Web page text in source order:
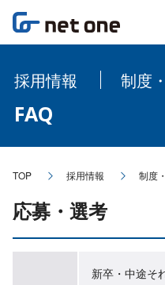
採用情報 制度
FAQ
TOP 採用情報 制度
応募・選考
新卒・中途そ